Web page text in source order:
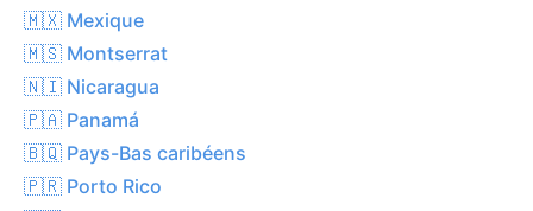
🇲🇽 Mexique
🇲🇸 Montserrat
🇳🇮 Nicaragua
🇵🇦 Panamá
🇧🇶 Pays-Bas caribéens
🇵🇷 Porto Rico